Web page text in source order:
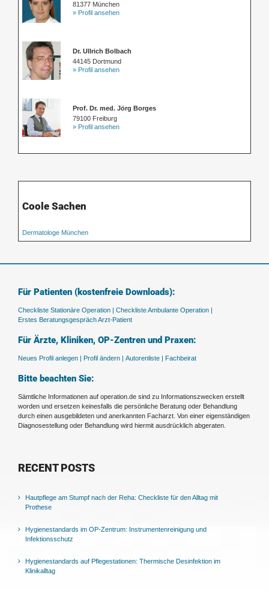
81377 München
» Profil ansehen
Dr. Ullrich Bolbach
44145 Dortmund
» Profil ansehen
Prof. Dr. med. Jörg Borges
79100 Freiburg
» Profil ansehen
Coole Sachen
Dermatologe München
Für Patienten (kostenfreie Downloads):
Checkliste Stationäre Operation | Checkliste Ambulante Operation |
Erstes Beratungsgespräch Arzt-Patient
Für Ärzte, Kliniken, OP-Zentren und Praxen:
Neues Profil anlegen | Profil ändern | Autorenliste | Fachbeirat
Bitte beachten Sie:
Sämtliche Informationen auf operation.de sind zu Informationszwecken erstellt
worden und ersetzen keinesfalls die persönliche Beratung oder Behandlung
durch einen ausgebildeten und anerkannten Facharzt. Von einer eigenständigen
Diagnosestellung oder Behandlung wird hiermit ausdrücklich abgeraten.
RECENT POSTS
Hautpflege am Stumpf nach der Reha: Checkliste für den Alltag mit
Prothese
Hygienestandards im OP-Zentrum: Instrumentenreinigung und
Infektionsschutz
Hygienestandards auf Pflegestationen: Thermische Desinfektion im
Klinikalltag